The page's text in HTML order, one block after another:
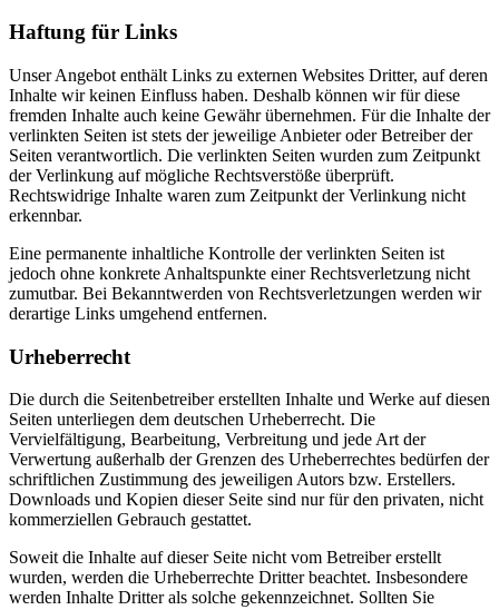
Haftung für Links
Unser Angebot enthält Links zu externen Websites Dritter, auf deren
Inhalte wir keinen Einfluss haben. Deshalb können wir für diese
fremden Inhalte auch keine Gewähr übernehmen. Für die Inhalte der
verlinkten Seiten ist stets der jeweilige Anbieter oder Betreiber der
Seiten verantwortlich. Die verlinkten Seiten wurden zum Zeitpunkt
der Verlinkung auf mögliche Rechtsverstöße überprüft.
Rechtswidrige Inhalte waren zum Zeitpunkt der Verlinkung nicht
erkennbar.
Eine permanente inhaltliche Kontrolle der verlinkten Seiten ist
jedoch ohne konkrete Anhaltspunkte einer Rechtsverletzung nicht
zumutbar. Bei Bekanntwerden von Rechtsverletzungen werden wir
derartige Links umgehend entfernen.
Urheberrecht
Die durch die Seitenbetreiber erstellten Inhalte und Werke auf diesen
Seiten unterliegen dem deutschen Urheberrecht. Die
Vervielfältigung, Bearbeitung, Verbreitung und jede Art der
Verwertung außerhalb der Grenzen des Urheberrechtes bedürfen der
schriftlichen Zustimmung des jeweiligen Autors bzw. Erstellers.
Downloads und Kopien dieser Seite sind nur für den privaten, nicht
kommerziellen Gebrauch gestattet.
Soweit die Inhalte auf dieser Seite nicht vom Betreiber erstellt
wurden, werden die Urheberrechte Dritter beachtet. Insbesondere
werden Inhalte Dritter als solche gekennzeichnet. Sollten Sie